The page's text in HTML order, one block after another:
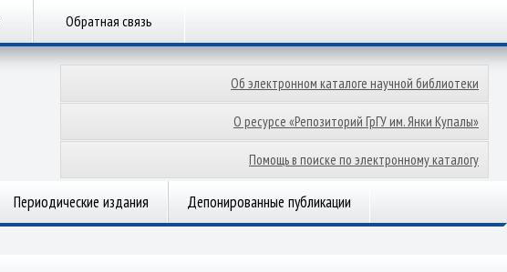
Обратная связь
Об электронном каталоге научной библиотеки
О ресурсе «Репозиторий ГрГУ им. Янки Купалы»
Помощь в поиске по электронному каталогу
Периодические издания Депонированные публикации